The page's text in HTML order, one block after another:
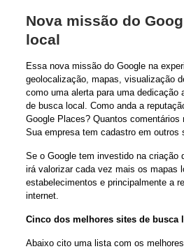
Nova missão do
local
Essa nova missão do Google na
geolocalização, mapas, visualização
como uma alerta para uma dedicação
de busca local. Como anda a
Google Places? Quantos comentários
Sua empresa tem cadastro em outros
Se o Google tem investido na criação
irá valorizar cada vez mais os mapas
estabelecimentos e principalmente a
internet.
Cinco dos melhores sites de busca
Abaixo cito uma lista com os